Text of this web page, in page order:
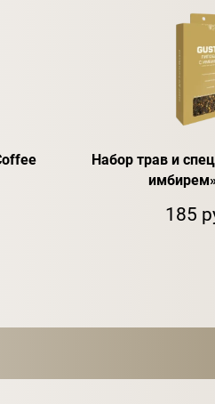
Набор трав и
185